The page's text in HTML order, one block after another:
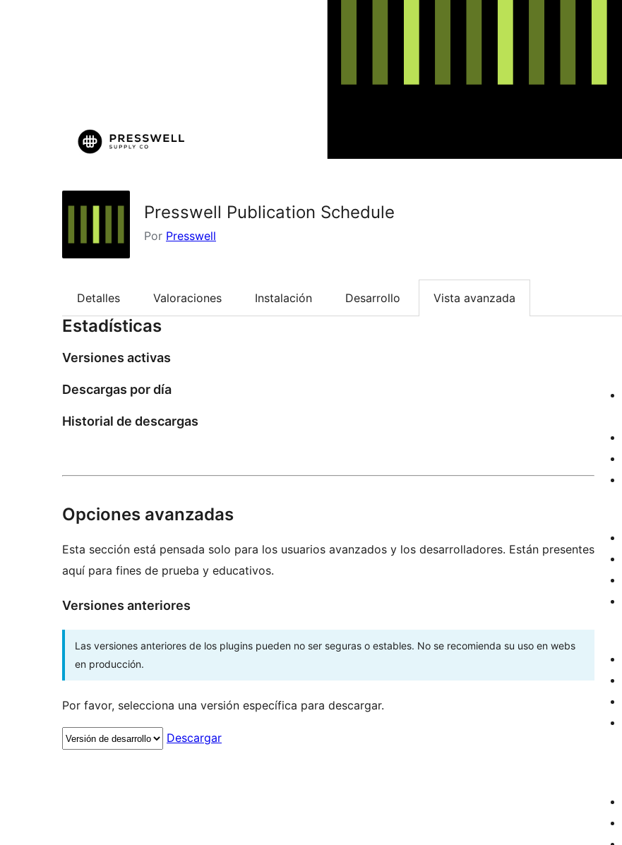
Presswell Publication Schedule
Por Presswell
Detalles Valoraciones Instalación Desarrollo Vista avanzada
Estadísticas
Versiones activas
Descargas por día
Historial de descargas
Opciones avanzadas
Esta sección está pensada solo para los usuarios avanzados y los desarrolladores. Están presentes
aquí para fines de prueba y educativos.
Versiones anteriores
Las versiones anteriores de los plugins pueden no ser seguras o estables. No se recomienda su uso en webs
en producción.
Por favor, selecciona una versión específica para descargar.
Descargar